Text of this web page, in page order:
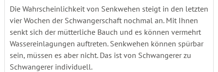
Die Wahrscheinlichkeit von Senkwehen steigt in den letzten
vier Wochen der Schwangerschaft nochmal an. Mit Ihnen
senkt sich der mütterliche Bauch und es können vermehrt
Wassereinlagungen auftreten. Senkwehen können spürbar
sein, müssen es aber nicht. Das ist von Schwangerer zu
Schwangerer individuell.